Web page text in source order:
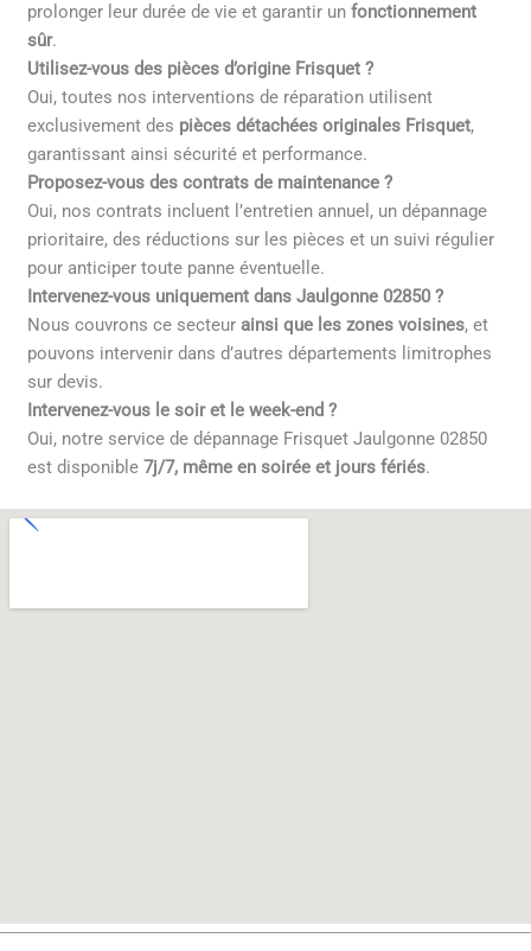
prolonger leur durée de vie et garantir unfonctionnement
sûr.
Utilisez-vous des pièces d’origine Frisquet ?
Oui, toutes nos interventions de réparation utilisent
exclusivement des pièces détachées originales Frisquet,
garantissant ainsi sécurité et performance.
Proposez-vous des contrats de maintenance ?
Oui, nos contrats incluent l’entretien annuel, un dépannage
prioritaire, des réductions sur les pièces et un suivi régulier
pour anticiper toute panne éventuelle.
Intervenez-vous uniquement dans Jaulgonne 02850 ?
Nous couvrons ce secteur ainsi que les zones voisines, et
pouvons intervenir dans d’autres départements limitrophes
sur devis.
Intervenez-vous le soir et le week-end ?
Oui, notre service de dépannage Frisquet Jaulgonne 02850
est disponible7j/7, même en soirée et jours fériés.